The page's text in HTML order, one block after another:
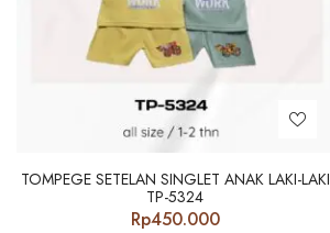
TOMPEGE SETELAN SINGLET ANAK LAKI-LAKI
TP-5324
Rp450.000